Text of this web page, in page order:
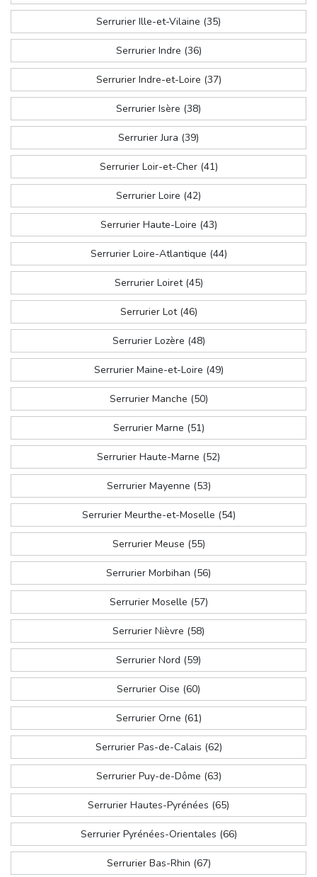
Serrurier Ille-et-Vilaine (35)
Serrurier Indre (36)
Serrurier Indre-et-Loire (37)
Serrurier Isère (38)
Serrurier Jura (39)
Serrurier Loir-et-Cher (41)
Serrurier Loire (42)
Serrurier Haute-Loire (43)
Serrurier Loire-Atlantique (44)
Serrurier Loiret (45)
Serrurier Lot (46)
Serrurier Lozère (48)
Serrurier Maine-et-Loire (49)
Serrurier Manche (50)
Serrurier Marne (51)
Serrurier Haute-Marne (52)
Serrurier Mayenne (53)
Serrurier Meurthe-et-Moselle (54)
Serrurier Meuse (55)
Serrurier Morbihan (56)
Serrurier Moselle (57)
Serrurier Nièvre (58)
Serrurier Nord (59)
Serrurier Oise (60)
Serrurier Orne (61)
Serrurier Pas-de-Calais (62)
Serrurier Puy-de-Dôme (63)
Serrurier Hautes-Pyrénées (65)
Serrurier Pyrénées-Orientales (66)
Serrurier Bas-Rhin (67)